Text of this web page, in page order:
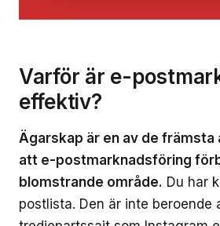
Varför är e-
effektiv?
Ägarskap är en av de främsta
att e-postmarknadsföring
blomstrande område. Du har
postlista. Den är inte beroende